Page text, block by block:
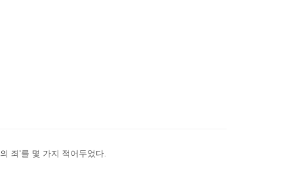
죄'를 몇 가지 적어두었다.